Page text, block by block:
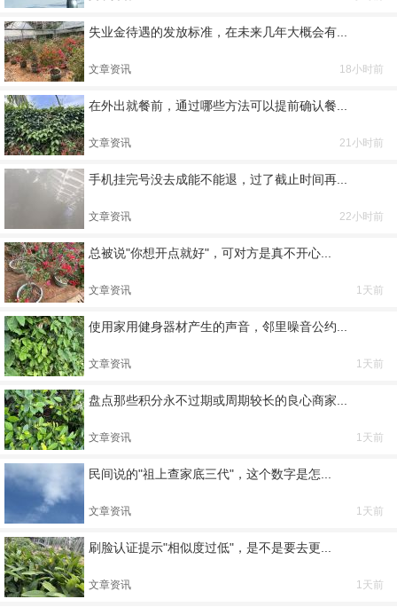
失业金待遇的发放标准，在未来几年大概会有...
文章资讯 18小时前
在外出就餐前，通过哪些方法可以提前确认餐...
文章资讯 21小时前
手机挂完号没去成能不能退，过了截止时间再...
文章资讯 22小时前
总被说"你想开点就好"，可对方是真不开心...
文章资讯 1天前
使用家用健身器材产生的声音，邻里噪音公约...
文章资讯 1天前
盘点那些积分永不过期或周期较长的良心商家...
文章资讯 1天前
民间说的"祖上查家底三代"，这个数字是怎...
文章资讯 1天前
刷脸认证提示"相似度过低"，是不是要去更...
文章资讯 1天前